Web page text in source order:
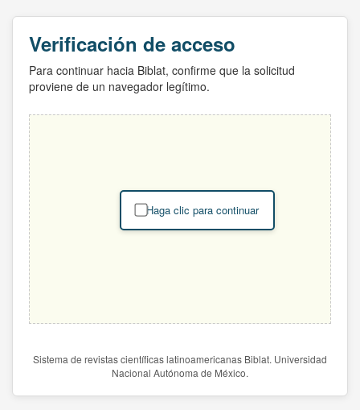
Verificación de acceso
Para continuar hacia Biblat, confirme que la solicitud
proviene de un navegador legítimo.
Haga clic para continuar
Sistema de revistas científicas latinoamericanas Biblat. Universidad
Nacional Autónoma de México.